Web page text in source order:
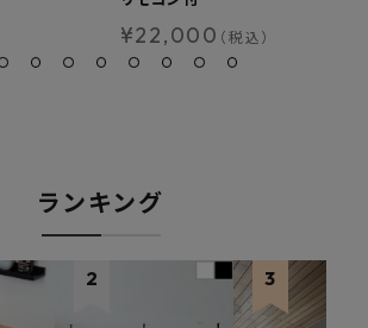
¥22,000 （税込）
ランキング